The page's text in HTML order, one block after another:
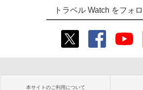
トラベル Watch をフォ
本サイトのご利用について